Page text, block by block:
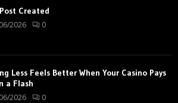
Created
2026 0
Less Feels Better When Your Casino Pays
a Flash
2026 0